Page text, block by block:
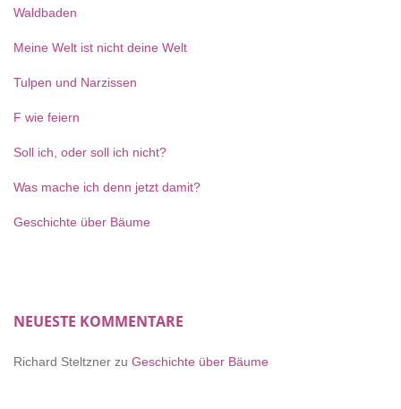
Waldbaden
Meine Welt ist nicht deine Welt
Tulpen und Narzissen
F wie feiern
Soll ich, oder soll ich nicht?
Was mache ich denn jetzt damit?
Geschichte über Bäume
NEUESTE KOMMENTARE
Richard Steltzner zu Geschichte über Bäume